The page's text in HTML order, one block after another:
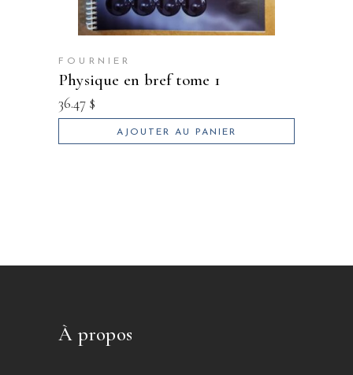
FOURNIER
physique en bref tome 1
36.47 $
AJOUTER AU PANIER
À propos